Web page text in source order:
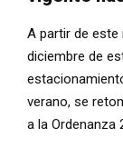
A partir de este
diciembre de
verano, se
a la Ordenanza